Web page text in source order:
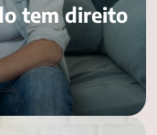
tem direito
meu cônjuge?